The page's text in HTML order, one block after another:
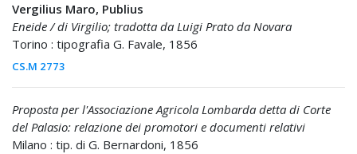
Vergilius Maro, Publius
Eneide / di Virgilio; tradotta da Luigi Prato da Novara
Torino : tipografia G. Favale, 1856
CS.M 2773
Proposta per l'Associazione Agricola Lombarda detta di Corte
del Palasio: relazione dei promotori e documenti relativi
Milano : tip. di G. Bernardoni, 1856